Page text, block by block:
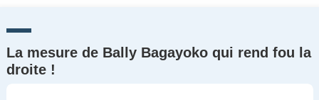
La mesure de Bally Bagayoko qui rend fou la
droite !